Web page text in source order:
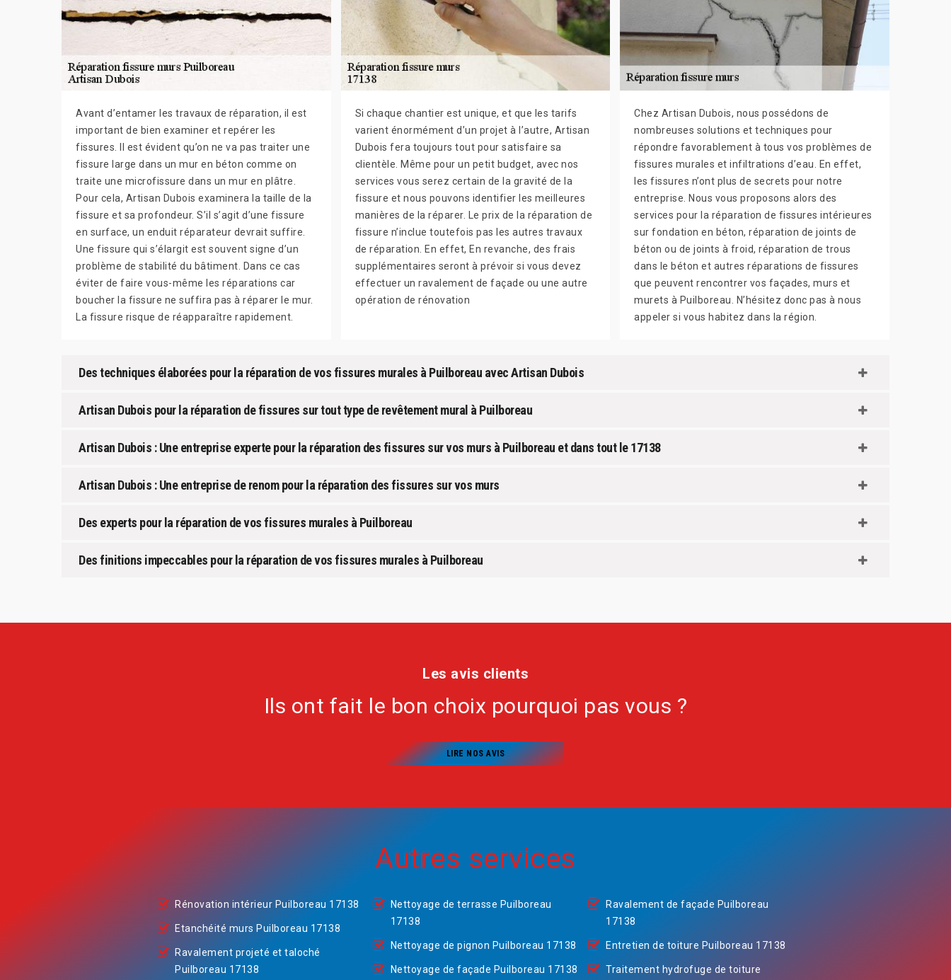
Avant d’entamer les travaux de réparation, il est
important de bien examiner et repérer les
fissures. Il est évident qu’on ne va pas traiter une
fissure large dans un mur en béton comme on
traite une microfissure dans un mur en plâtre.
Pour cela, Artisan Dubois examinera la taille de la
fissure et sa profondeur. S’il s’agit d’une fissure
en surface, un enduit réparateur devrait suffire.
Une fissure qui s’élargit est souvent signe d’un
problème de stabilité du bâtiment. Dans ce cas
éviter de faire vous-même les réparations car
boucher la fissure ne suffira pas à réparer le mur.
La fissure risque de réapparaître rapidement.
Si chaque chantier est unique, et que les tarifs
varient énormément d’un projet à l’autre, Artisan
Dubois fera toujours tout pour satisfaire sa
clientèle. Même pour un petit budget, avec nos
services vous serez certain de la gravité de la
fissure et nous pouvons identifier les meilleures
manières de la réparer. Le prix de la réparation de
fissure n’inclue toutefois pas les autres travaux
de réparation. En effet, En revanche, des frais
supplémentaires seront à prévoir si vous devez
effectuer un ravalement de façade ou une autre
opération de rénovation
Chez Artisan Dubois, nous possédons de
nombreuses solutions et techniques pour
répondre favorablement à tous vos problèmes de
fissures murales et infiltrations d’eau. En effet,
les fissures n’ont plus de secrets pour notre
entreprise. Nous vous proposons alors des
services pour la réparation de fissures intérieures
sur fondation en béton, réparation de joints de
béton ou de joints à froid, réparation de trous
dans le béton et autres réparations de fissures
que peuvent rencontrer vos façades, murs et
murets à Puilboreau. N’hésitez donc pas à nous
appeler si vous habitez dans la région.
Des techniques élaborées pour la réparation de vos fissures murales à Puilboreau avec Artisan Dubois
Artisan Dubois pour la réparation de fissures sur tout type de revêtement mural à Puilboreau
Artisan Dubois : Une entreprise experte pour la réparation des fissures sur vos murs à Puilboreau et dans tout le 17138
Artisan Dubois : Une entreprise de renom pour la réparation des fissures sur vos murs
Des experts pour la réparation de vos fissures murales à Puilboreau
Des finitions impeccables pour la réparation de vos fissures murales à Puilboreau
Les avis clients
Ils ont fait le bon choix pourquoi pas vous ?
LIRE NOS AVIS
Autres services
Rénovation intérieur Puilboreau 17138
Etanchéité murs Puilboreau 17138
Ravalement projeté et taloché
Puilboreau 17138
Nettoyage de terrasse Puilboreau
17138
Nettoyage de pignon Puilboreau 17138
Nettoyage de façade Puilboreau 17138
Ravalement de façade Puilboreau
17138
Entretien de toiture Puilboreau 17138
Traitement hydrofuge de toiture